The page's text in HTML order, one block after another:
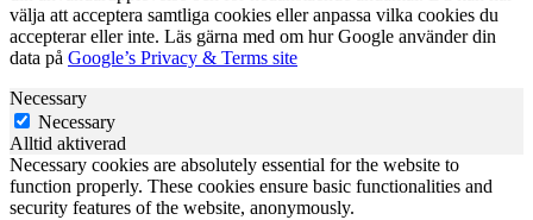
välja att acceptera samtliga cookies eller anpassa vilka cookies du
accepterar eller inte. Läs gärna med om hur Google använder din
data på Google’s Privacy & Terms site
Necessary
Necessary
Alltid aktiverad
Necessary cookies are absolutely essential for the website to
function properly. These cookies ensure basic functionalities and
security features of the website, anonymously.